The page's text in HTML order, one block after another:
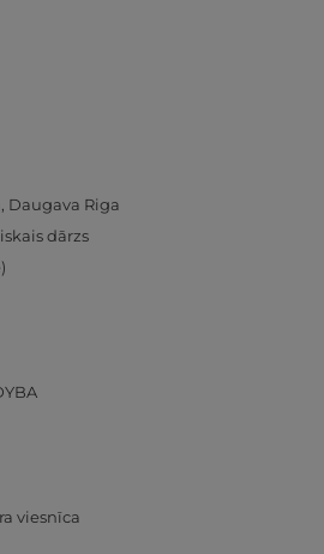
Daugava Riga
dārzs
viesnīca